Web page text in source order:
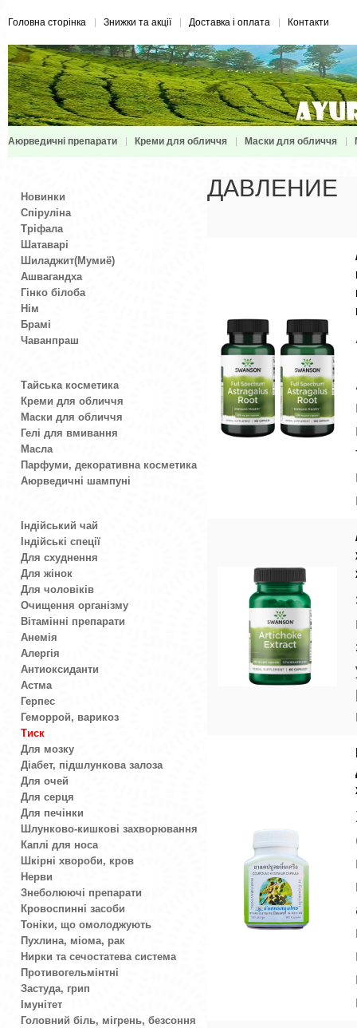
Головна сторінка Знижки та акції Доставка і оплата Контакти
Аюрведичні препарати Креми для обличчя Маски для обличчя
Новинки
Спіруліна
Тріфала
Шатаварі
Шиладжит(Мумиё)
Ашвагандха
Гінко білоба
Нім
Брамі
Чаванпраш
Тайська косметика
Креми для обличчя
Маски для обличчя
Гелі для вмивання
Масла
Парфуми, декоративна косметика
Аюрведичні шампуні
Індійський чай
Індійські спеції
Для схуднення
Для жінок
Для чоловіків
Очищення організму
Вітамінні препарати
Анемія
Алергія
Антиоксиданти
Астма
Герпес
Геморрой, варикоз
Тиск
Для мозку
Діабет, підшлункова залоза
Для очей
Для серця
Для печінки
Шлунково-кишкові захворювання
Каплі для носа
Шкірні хвороби, кров
Нерви
Знеболюючі препарати
Кровоспинні засоби
Тоніки, що омолоджують
Пухлина, міома, рак
Нирки та сечостатева система
Противогельмінтні
Застуда, грип
Імунітет
Головний біль, мігрень, безсоння
ДАВЛЕНИЕ